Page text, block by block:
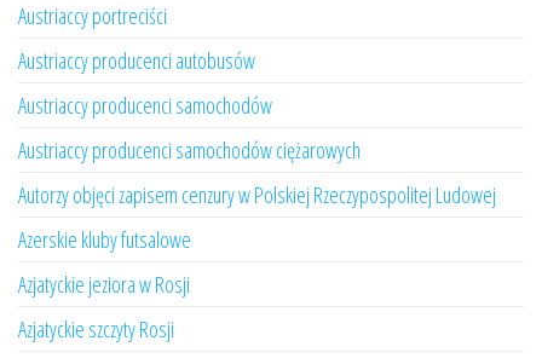
Austriaccy portreciści
Austriaccy producenci autobusów
Austriaccy producenci samochodów
Austriaccy producenci samochodów ciężarowych
Autorzy objęci zapisem cenzury w Polskiej Rzeczypospolitej Ludowej
Azerskie kluby futsalowe
Azjatyckie jeziora w Rosji
Azjatyckie szczyty Rosji